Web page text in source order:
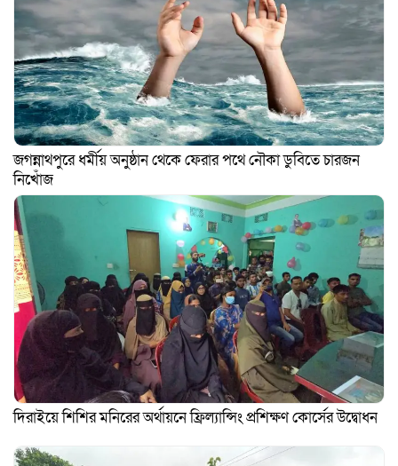
জগন্নাথপুরে ধর্মীয় অনুষ্ঠান থেকে ফেরার পথে নৌকা ডুবিতে চারজন
নিখোঁজ
দিরাইয়ে শিশির মনিরের অর্থায়নে ফ্রিল্যান্সিং প্রশিক্ষণ কোর্সের উদ্বোধন